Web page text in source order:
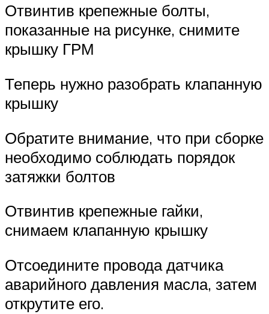
Отвинтив крепежные болты,
показанные на рисунке, снимите
крышку ГРМ
Теперь нужно разобрать клапанную
крышку
Обратите внимание, что при сборке
необходимо соблюдать порядок
затяжки болтов
Отвинтив крепежные гайки,
снимаем клапанную крышку
Отсоедините провода датчика
аварийного давления масла, затем
открутите его.